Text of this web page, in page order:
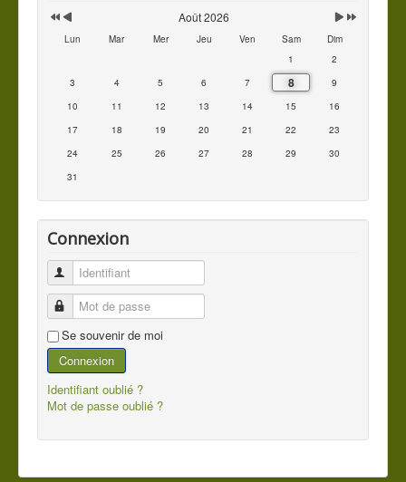
Août 2026
Lun Mar Mer Jeu Ven Sam
Dim
1
2
3
4 5 6 7 8
9
10
11 12 13 14 15
16
17
18 19 20 21 22
23
24
25 26 27 28 29
30
31
Connexion
Identifiant
Mot de passe
Se souvenir de moi
Connexion
Identifiant oublié ?
Mot de passe oublié ?